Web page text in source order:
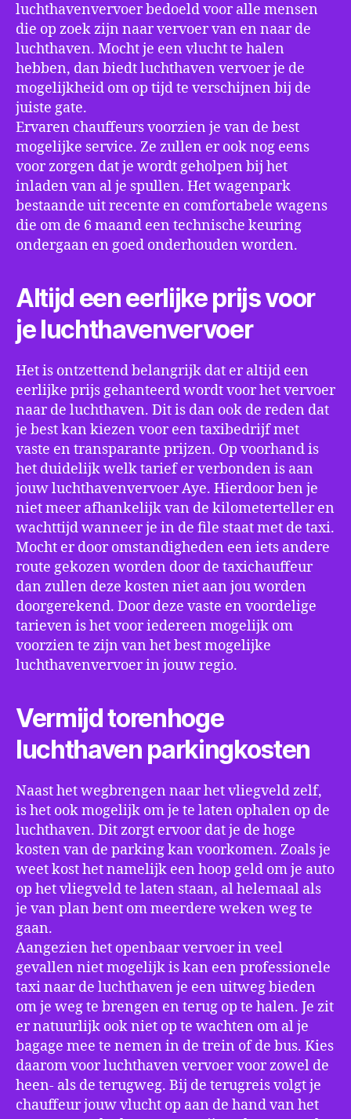
luchthavenvervoer bedoeld voor alle mensen
die op zoek zijn naar vervoer van en naar de
luchthaven. Mocht je een vlucht te halen
hebben, dan biedt luchthaven vervoer je de
mogelijkheid om op tijd te verschijnen bij de
juiste gate.
Ervaren chauffeurs voorzien je van de best
mogelijke service. Ze zullen er ook nog eens
voor zorgen dat je wordt geholpen bij het
inladen van al je spullen. Het wagenpark
bestaande uit recente en comfortabele wagens
die om de 6 maand een technische keuring
ondergaan en goed onderhouden worden.
Altijd een eerlijke prijs voor
je luchthavenvervoer
Het is ontzettend belangrijk dat er altijd een
eerlijke prijs gehanteerd wordt voor het vervoer
naar de luchthaven. Dit is dan ook de reden dat
je best kan kiezen voor een taxibedrijf met
vaste en transparante prijzen. Op voorhand is
het duidelijk welk tarief er verbonden is aan
jouw luchthavenvervoer Aye. Hierdoor ben je
niet meer afhankelijk van de kilometerteller en
wachttijd wanneer je in de file staat met de taxi.
Mocht er door omstandigheden een iets andere
route gekozen worden door de taxichauffeur
dan zullen deze kosten niet aan jou worden
doorgerekend. Door deze vaste en voordelige
tarieven is het voor iedereen mogelijk om
voorzien te zijn van het best mogelijke
luchthavenvervoer in jouw regio.
Vermijd torenhoge
luchthaven parkingkosten
Naast het wegbrengen naar het vliegveld zelf,
is het ook mogelijk om je te laten ophalen op de
luchthaven. Dit zorgt ervoor dat je de hoge
kosten van de parking kan voorkomen. Zoals je
weet kost het namelijk een hoop geld om je auto
op het vliegveld te laten staan, al helemaal als
je van plan bent om meerdere weken weg te
gaan.
Aangezien het openbaar vervoer in veel
gevallen niet mogelijk is kan een professionele
taxi naar de luchthaven je een uitweg bieden
om je weg te brengen en terug op te halen. Je zit
er natuurlijk ook niet op te wachten om al je
bagage mee te nemen in de trein of de bus. Kies
daarom voor luchthaven vervoer voor zowel de
heen- als de terugweg. Bij de terugreis volgt je
chauffeur jouw vlucht op aan de hand van het